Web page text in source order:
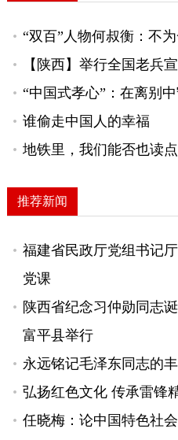
“双百”人物何叔衡：不
【陕西】举行全国老兵
“中国式孝心”：在离别
谁偷走中国人的幸福
地铁里，我们能否也读
推荐新闻
福建省民政厅党组书记
党课
陕西省纪念习仲勋同志
富平县举行
永远铭记毛泽东同志的
弘扬红色文化 传承雷锋
任晓梅：论中国特色社